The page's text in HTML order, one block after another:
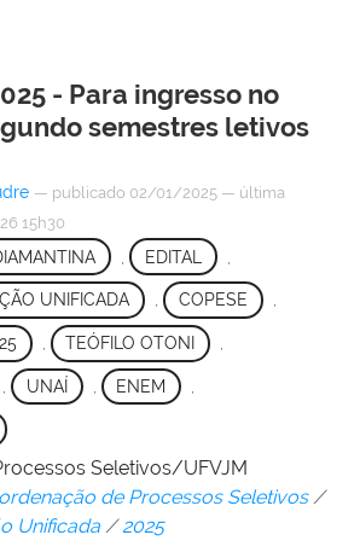
- Para ingresso no
semestres letivos
— publicado 02/01/2025 — última
15h30
EDITAL
UNIFICADA , COPESE ,
TEÓFILO OTONI
UNAÍ ENEM
Seletivos/UFVJM
de Processos Seletivos /
Unificada /2025